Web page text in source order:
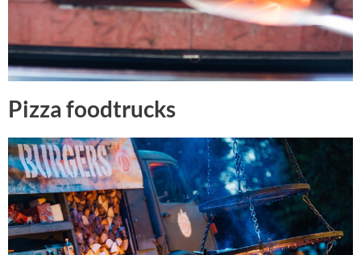
Pizza foodtrucks